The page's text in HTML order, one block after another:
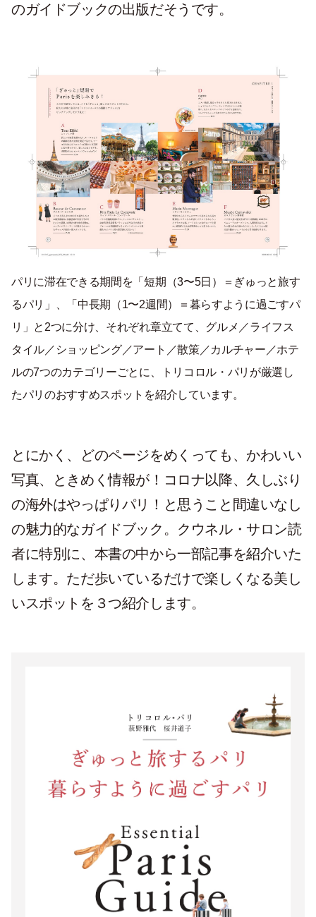
のガイドブックの出版だそうです。
パリに滞在できる期間を「短期（3〜5日）＝ぎゅっと旅す
るパリ」、「中長期（1〜2週間）＝暮らすように過ごすパ
リ」と2つに分け、それぞれ章立てて、グルメ／ライフス
タイル／ショッピング／アート／散策／カルチャー／ホテ
ルの7つのカテゴリーごとに、トリコロル・パリが厳選し
たパリのおすすめスポットを紹介しています。
とにかく、どのページをめくっても、かわいい
写真、ときめく情報が！コロナ以降、久しぶり
の海外はやっぱりパリ！と思うこと間違いなし
の魅力的なガイドブック。クウネル・サロン読
者に特別に、本書の中から一部記事を紹介いた
します。ただ歩いているだけで楽しくなる美し
いスポットを３つ紹介します。